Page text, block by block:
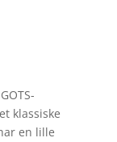
klassiske
en lille